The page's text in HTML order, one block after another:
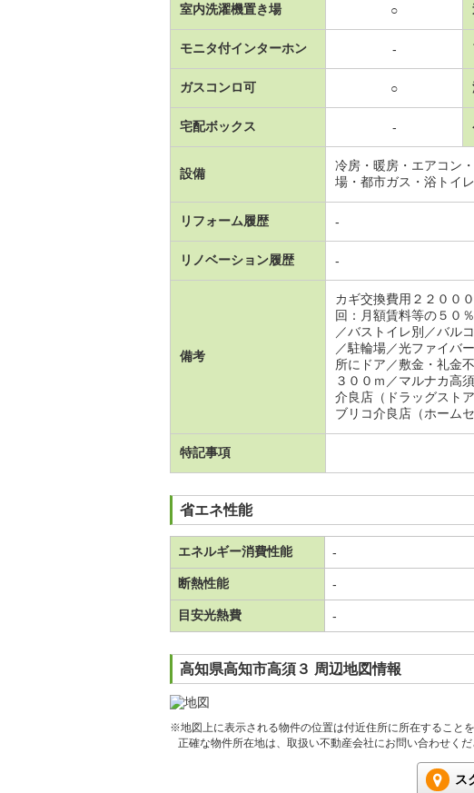
室内洗濯機置き場 ○
モニタ付インターホン -
ガスコンロ可 ○
宅配ボックス -
設備
冷房・暖房・エアコン
場・都市ガス・浴トイ
リフォーム履歴 -
リノベーション履歴 -
備考
カギ交換費用２２００
回：月額賃料等の５０
／バストイレ別／バル
／駐輪場／光ファイバ
所にドア／敷金・礼金
３００ｍ／マルナカ高
介良店（ドラッグスト
ブリコ介良店（ホーム
特記事項
省エネ性能
エネルギー消費性能 -
断熱性能 -
目安光熱費 -
高知県高知市高須３ 周辺地図情報
※地図上に表示される物件の位置は付近住所に所在すること
正確な物件所在地は、取扱い不動産会社にお問い合わせくだ
ス